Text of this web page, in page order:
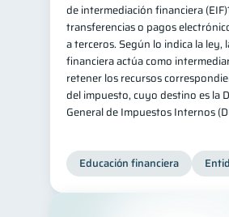
de intermediación financiera
transferencias o pagos
a terceros. Según lo indica la ley,
financiera actúa como
retener los recursos
del impuesto, cuyo destino es la
General de Impuestos Internos
Educación financiera